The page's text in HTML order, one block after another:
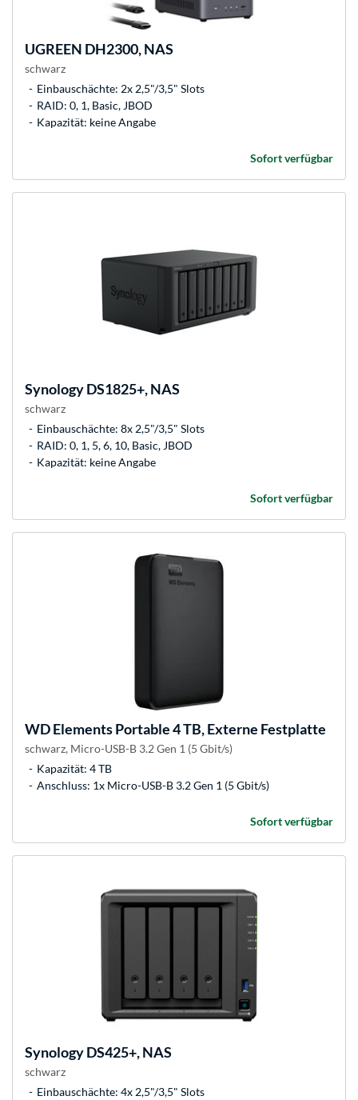
UGREEN DH2300, NAS
schwarz
Einbauschächte: 2x 2,5"/3,5" Slots
RAID: 0, 1, Basic, JBOD
Kapazität: keine Angabe
Sofort verfügbar
SynologyDS1825+, NAS
schwarz
Einbauschächte: 8x 2,5"/3,5" Slots
RAID: 0, 1, 5, 6, 10, Basic, JBOD
Kapazität: keine Angabe
Sofort verfügbar
WDElements Portable 4 TB, Externe Festplatte
schwarz, Micro-USB-B 3.2 Gen 1 (5 Gbit/s)
Kapazität: 4 TB
Anschluss: 1x Micro-USB-B 3.2 Gen 1 (5 Gbit/s)
Sofort verfügbar
SynologyDS425+, NAS
schwarz
Einbauschächte: 4x 2,5"/3,5" Slots